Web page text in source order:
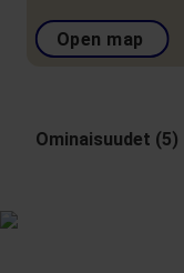
Open map
Ominaisuudet (5)